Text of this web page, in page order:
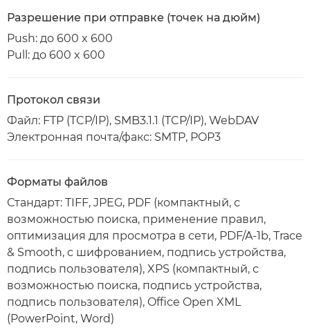
Разрешение при отправке (точек на дюйм)
Push: до 600 x 600
Pull: до 600 x 600
Протокол связи
Файл: FTP (TCP/IP), SMB3.1.1 (TCP/IP), WebDAV
Электронная почта/факс: SMTP, POP3
Форматы файлов
Стандарт: TIFF, JPEG, PDF (компактный, с
возможностью поиска, применение правил,
оптимизация для просмотра в сети, PDF/A-1b, Trace
& Smooth, с шифрованием, подпись устройства,
подпись пользователя), XPS (компактный, с
возможностью поиска, подпись устройства,
подпись пользователя), Office Open XML
(PowerPoint, Word)